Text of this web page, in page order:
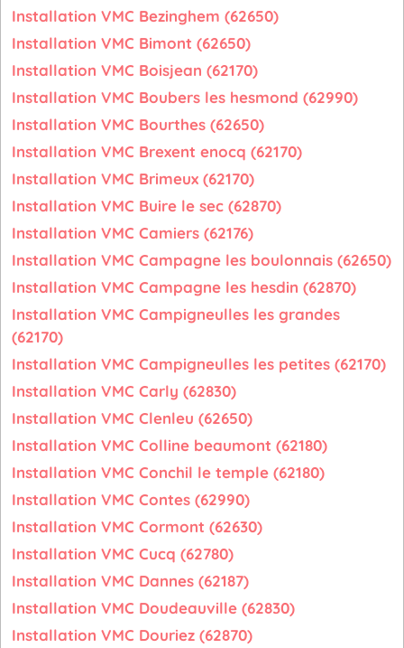
Installation VMC Bezinghem (62650)
Installation VMC Bimont (62650)
Installation VMC Boisjean (62170)
Installation VMC Boubers les hesmond (62990)
Installation VMC Bourthes (62650)
Installation VMC Brexent enocq (62170)
Installation VMC Brimeux (62170)
Installation VMC Buire le sec (62870)
Installation VMC Camiers (62176)
Installation VMC Campagne les boulonnais (62650)
Installation VMC Campagne les hesdin (62870)
Installation VMC Campigneulles les grandes
(62170)
Installation VMC Campigneulles les petites (62170)
Installation VMC Carly (62830)
Installation VMC Clenleu (62650)
Installation VMC Colline beaumont (62180)
Installation VMC Conchil le temple (62180)
Installation VMC Contes (62990)
Installation VMC Cormont (62630)
Installation VMC Cucq (62780)
Installation VMC Dannes (62187)
Installation VMC Doudeauville (62830)
Installation VMC Douriez (62870)